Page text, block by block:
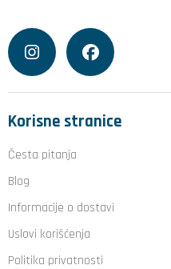
Korisne stranice
Česta pitanja
Blog
Informacije o dostavi
Uslovi korišćenja
Politika privatnosti